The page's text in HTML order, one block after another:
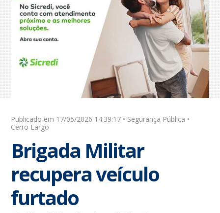
Publicado em 17/05/2026 14:39:17 • Segurança Pública •
Cerro Largo
Brigada Militar
recupera veículo
furtado